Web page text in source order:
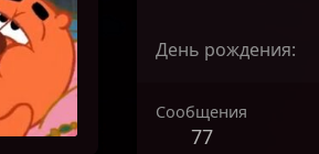
День рождения
Сообщения
77